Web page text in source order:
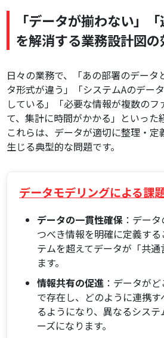
「データが揃わない」「
を解消する業務設計図の
日々の業務で、「あの部署のデータ
タ形式が違う」「システムAのデー
している」「必要な情報が複数のフ
て、集計に時間がかかる」といった
これらは、データが適切に整理・
生じる典型的な問題です。
データモデリングによる課
データの一貫性確保 ：デー
つべき情報を明確に定義す
テムを超えてデータが「共
ます。
情報共有の促進 ：データが
で存在し、どのように連携
るようになり、異なるシス
ーズになります。